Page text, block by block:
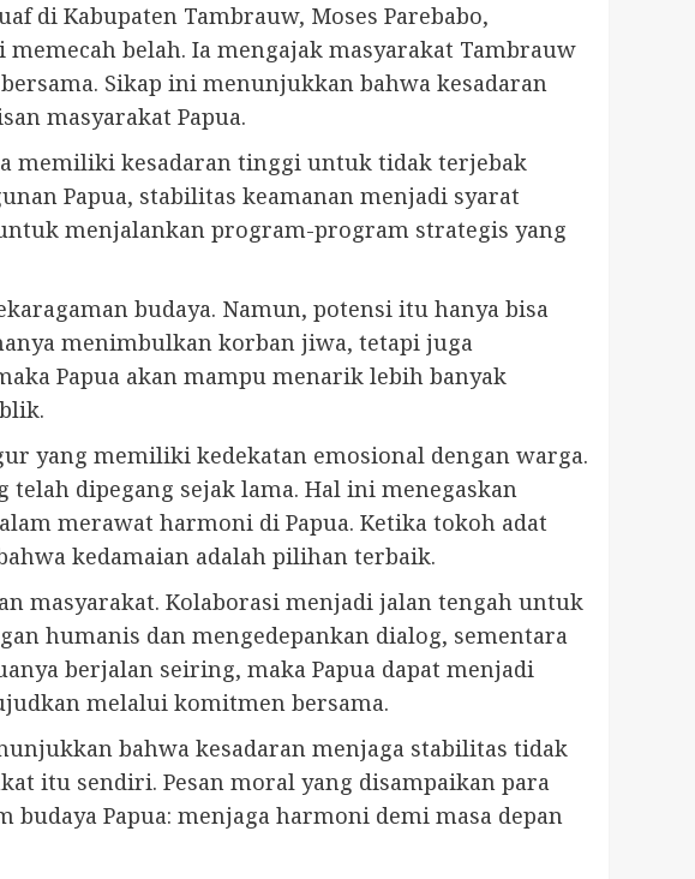
di Kabupaten Tambrauw, Moses Parebabo,
belah. Ia mengajak masyarakat Tambrauw
Sikap ini menunjukkan bahwa kesadaran
masyarakat Papua.
memiliki kesadaran tinggi untuk tidak terjebak
Papua, stabilitas keamanan menjadi syarat
menjalankan program-program strategis yang
budaya. Namun, potensi itu hanya bisa
menimbulkan korban jiwa, tetapi juga
Papua akan mampu menarik lebih banyak
yang memiliki kedekatan emosional dengan warga.
dipegang sejak lama. Hal ini menegaskan
merawat harmoni di Papua. Ketika tokoh adat
kedamaian adalah pilihan terbaik.
masyarakat. Kolaborasi menjadi jalan tengah untuk
humanis dan mengedepankan dialog, sementara
berjalan seiring, maka Papua dapat menjadi
melalui komitmen bersama.
bahwa kesadaran menjaga stabilitas tidak
itu sendiri. Pesan moral yang disampaikan para
Papua: menjaga harmoni demi masa depan